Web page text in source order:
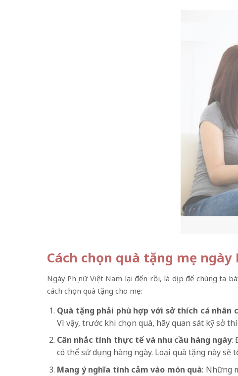
Cách chọn quà tặng mẹ
Ngày Phụ nữ Việt Nam lại đến rồi, là dịp để chúng ta
cách chọn quà tặng cho mẹ:
Quà tặng phải phù hợp với sở thích cá nhân
Vì vậy, trước khi chọn quà, hãy quan sát kỹ sở
Cân nhắc tính thực tế và nhu cầu hàng ngày:
có thể sử dụng hàng ngày. Loại quà tặng này sẽ
Mang ý nghĩa tình cảm vào món quà: Những